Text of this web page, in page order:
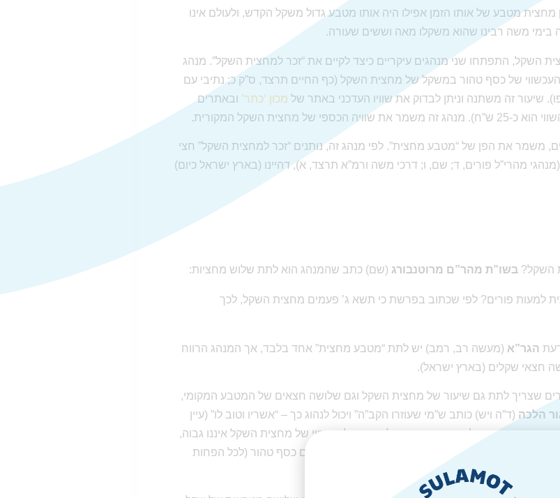
מטבע של אותו הזמן אפילו היה אותו מטבע גדול משקל הקדש, ולעולם אינו
משה רבינו שהוא משקלו מאה וששים שעורה.
השקל, התפתחו שני מנהגים עיקריים כיצד לקיים את “זכר למחצית השקל”. מנהג
של כסף טהור במשקל של מחצית השקל (כף החיים תרצד, ס”ק כ; נתיבי עם
שיעור זה משתנה וניתן לבדוק את שוויו העדכני באתר של מכון ‘כתר’ ובאתרים
של מחצית השקל המקורית.
משמר את הפן של “מטבע מחצית”. לפי מנהג זה, נותנים “זכר למחצית השקל” חצי
מהרי”ל פורים, ד; שם, ו; דרכי משה ורמ”א תרצד, א), דהיינו (בארץ ישראל כיום)
השקל?בשו”ת מהר”ם מרוטנבורג (שם) כתב שהמנהג הוא לתת שלוש מחציות:
למעות פורים? לפי שכתוב בפרשת כי תשא ג’ פעמים מחצית השקל, לכך
הגר”א (מעשה רב, רמב) יש לתת “מטבע מחצית” אחד בלבד, אך המנהג הרווח
חצאי שקלים (בארץ ישראל).
שצריך לתת גם שיעור של מחצית השקל וגם שלושה חצאים של המטבע המקומי,
הלכה (ד”ה ויש) כותב ש”מי שעוזרו הקב”ה” ויכול לנהוג כך – “אשריו וטוב לו” (עיין
שבמדינת ישראל יש כיום מטבע של חצי שקל, והשווי של מחצית השקל איננו גבוה,
שלושה מטבעות של חצי שקל והן סכום השווה לעשרה גרם כסף טהור (לכל הפחות
מצד הדין די לתת שלושה מטבעות של חצי שקל.